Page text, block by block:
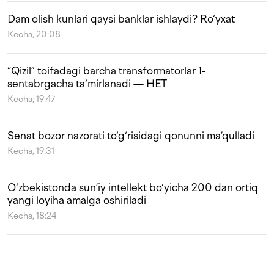
Dam olish kunlari qaysi banklar ishlaydi? Ro‘yxat
Kecha, 20:08
“Qizil” toifadagi barcha transformatorlar 1-
sentabrgacha ta‘mirlanadi — HET
Kecha, 19:47
Senat bozor nazorati to‘g‘risidagi qonunni ma’qulladi
Kecha, 19:31
O‘zbekistonda sun’iy intellekt bo‘yicha 200 dan ortiq
yangi loyiha amalga oshiriladi
Kecha, 18:24